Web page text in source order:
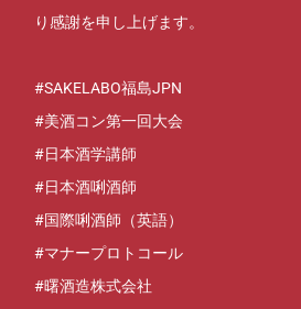
り感謝を申し上げます。
#SAKELABO福島JPN
#美酒コン第一回大会
#日本酒学講師
#日本酒唎酒師
#国際唎酒師 （英語）
#マナープロトコール
#曙酒造株式会社